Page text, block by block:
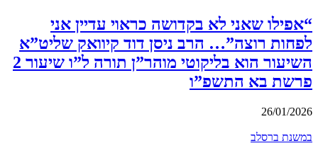
“אפילו שאני לא בקדושה כראוי עדיין אני
לפחות רוצה”… הרב ניסן דוד קיוואק שליט”א
השיעור הוא בליקוטי מוהר”ן תורה ל”ו שיעור 2
פרשת בא התשפ”ו
26/01/2026
במשנת ברסלב